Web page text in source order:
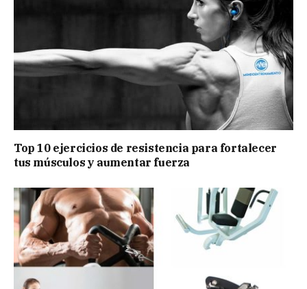
Top 10 ejercicios de resistencia para fortalecer
tus músculos y aumentar fuerza